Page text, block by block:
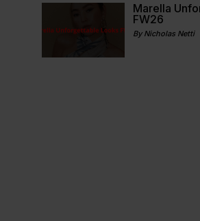
Marella
FW26
By Nicholas Netti